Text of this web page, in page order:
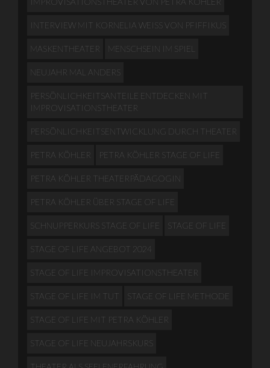
INTERVIEW MIT KORNELIA WEISS VON PFIFFIKUS
MASKENTHEATER MENSCHSEIN IM SPIEL
NEUJAHR MAL ANDERS
PERSÖNLICHKEITSANTEILE ENTDECKEN MIT
IMPROVISATIONSTHEATER
PERSÖNLICHKEITSENTWICKLUNG DURCH THEATER
PETRA KÖHLER PETRA KÖHLER STAGE OF LIFE
PETRA KÖHLER THEATERPÄDAGOGIN
PETRA KÖHLER ÜBER STAGE OF LIFE
SCHNUPPERKURS STAGE OF LIFE STAGE OF LIFE
STAGE OF LIFE ANGEBOT 2024
STAGE OF LIFE IMPROVISATIONSTHEATER
STAGE OF LIFE IM TUT STAGE OF LIFE METHODE
STAGE OF LIFE MIT PETRA KÖHLER
STAGE OF LIFE NEUJAHRSKURS